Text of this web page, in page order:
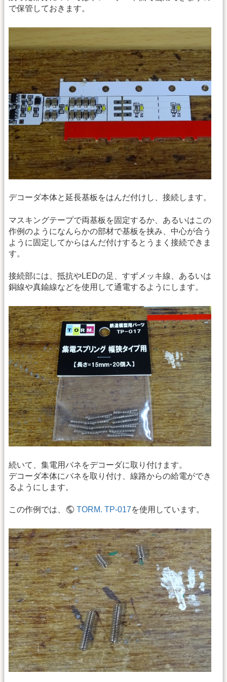
で保管しておきます。
デコーダ本体と延長基板をはんだ付けし、接続します。
マスキングテープで両基板を固定するか、あるいはこの
作例のようになんらかの部材で基板を挟み、中心が合う
ように固定してからはんだ付けするとうまく接続できま
す。
接続部には、抵抗やLEDの足、すずメッキ線、あるいは
銅線や真鍮線などを使用して通電するようにします。
続いて、集電用バネをデコーダに取り付けます。
デコーダ本体にバネを取り付け、線路からの給電ができ
るようにします。
この作例では、 TORM. TP-017を使用しています。